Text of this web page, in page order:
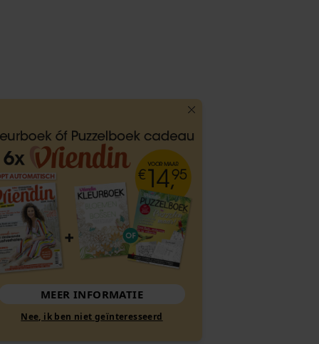
MEER INFORMATIE
Nee, ik ben niet geïnteresseerd